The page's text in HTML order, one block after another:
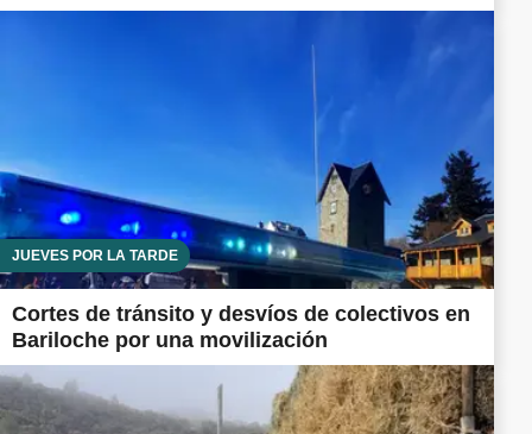
JUEVES POR LA TARDE
Cortes de tránsito y desvíos de colectivos en
Bariloche por una movilización